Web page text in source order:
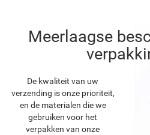
Meerlaagse
De kwaliteit van uw
verzending is onze prioriteit,
en de materialen die we
gebruiken voor het
verpakken van onze